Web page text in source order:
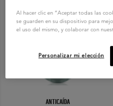
ANTICAÍDA
Al hacer clic en “Aceptar todas las
se guarden en su dispositivo para
el uso del mismo, y colaborar con
Personalizar mi elección